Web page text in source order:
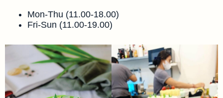
Mon-Thu (11.00-18.00)
Fri-Sun (11.00-19.00)